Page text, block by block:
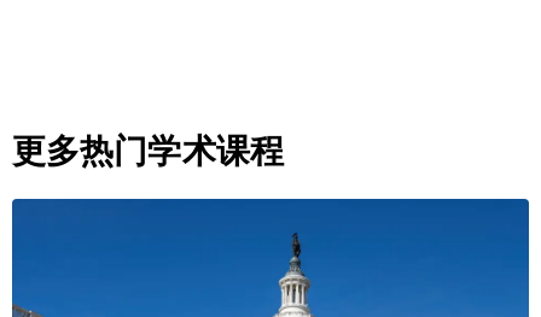
更多热门学术课程